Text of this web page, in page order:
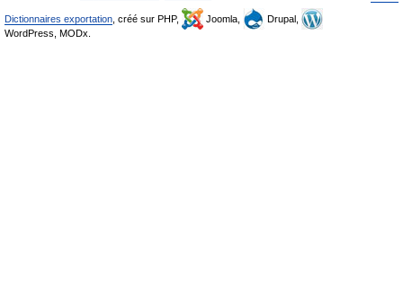
Dictionnaires exportation , créé sur PHP, Joomla,
Drupal,
WordPress, MODx.